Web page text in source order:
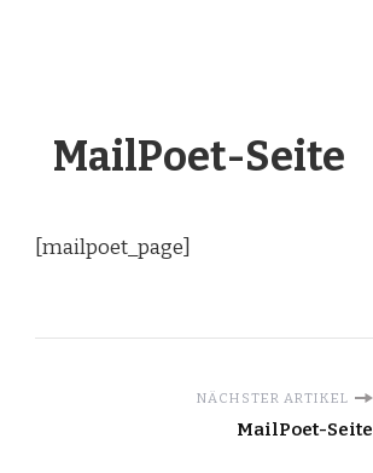
MailPoet-Seite
[mailpoet_page]
NÄCHSTER ARTIKEL
MailPoet-Seite